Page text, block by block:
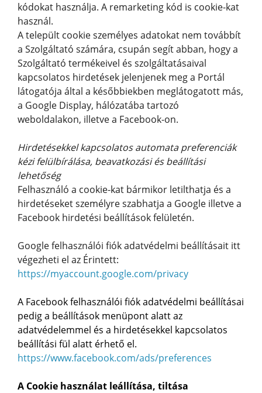
kódokat használja. A remarketing kód is cookie-kat
használ.
A települt cookie személyes adatokat nem továbbít
a Szolgáltató számára, csupán segít abban, hogy a
Szolgáltató termékeivel és szolgáltatásaival
kapcsolatos hirdetések jelenjenek meg a Portál
látogatója által a későbbiekben meglátogatott más,
a Google Display, hálózatába tartozó
weboldalakon, illetve a Facebook-on.
Hirdetésekkel kapcsolatos automata preferenciák
kézi felülbírálása, beavatkozási és beállítási
lehetőség
Felhasználó a cookie-kat bármikor letilthatja és a
hirdetéseket személyre szabhatja a Google illetve a
Facebook hirdetési beállítások felületén.
Google felhasználói fiók adatvédelmi beállításait itt
végezheti el az Érintett:
https://myaccount.google.com/privacy
A Facebook felhasználói fiók adatvédelmi beállításai
pedig a beállítások menüpont alatt az
adatvédelemmel és a hirdetésekkel kapcsolatos
beállítási fül alatt érhető el.
https://www.facebook.com/ads/preferences
A Cookie használat leállítása, tiltása